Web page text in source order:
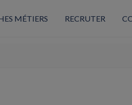
MÉTIERS RECRUTER